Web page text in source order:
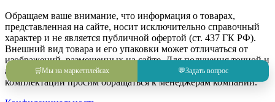
🛒Мы на маркетплейсах 💬Задать вопрос
Обращаем ваше внимание, что информация о товарах,
представленная на сайте, носит исключительно справочный
характер и не является публичной офертой (ст. 437 ГК РФ).
Внешний вид товара и его упаковки может отличаться от
изображений, размещенных на сайте. Для получения точной и
актуальной информации о товаре, его характеристиках и
комплектации просим обращаться к менеджерам компании.